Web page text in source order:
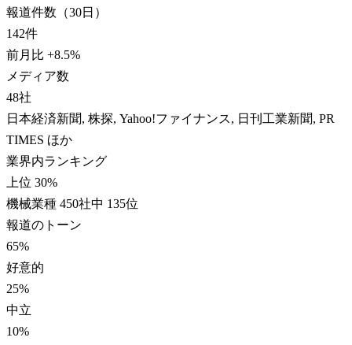
報道件数（30日）
142件
前月比 +8.5%
メディア数
48社
日本経済新聞, 株探, Yahoo!ファイナンス, 日刊工業新聞, PR
TIMES ほか
業界内ランキング
上位 30%
機械業種 450社中 135位
報道のトーン
65%
好意的
25%
中立
10%